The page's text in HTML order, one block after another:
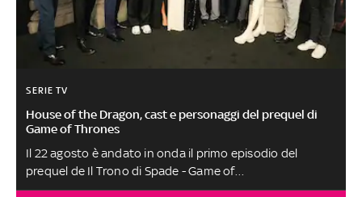
SERIE TV
House of the Dragon, cast e personaggi del prequel di
Game of Thrones
Il 22 agosto è andato in onda il primo episodio del
prequel de Il Trono di Spade - Game of
Thrones, ambientato 200 anni prima delle vicende